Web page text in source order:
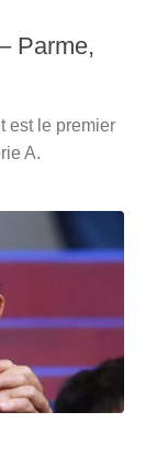
Parme,
est le premier
A.